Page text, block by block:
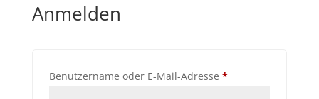
Anmelden
Benutzername oder E-Mail-Adresse *Erforderlich